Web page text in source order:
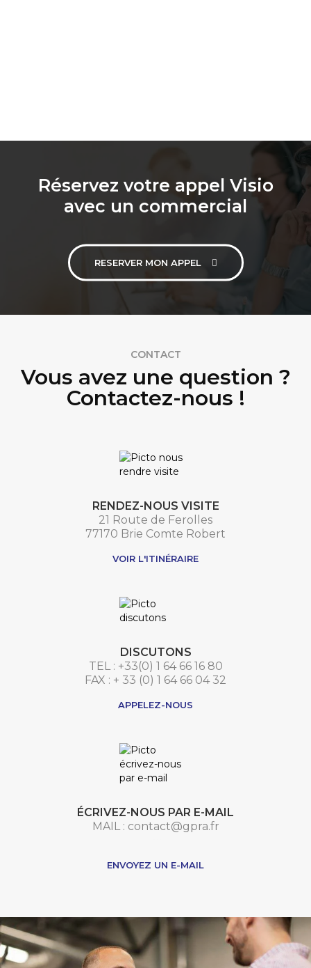
Réservez votre appel Visio
avec un commercial
RESERVER MON APPEL
CONTACT
Vous avez une question ?
Contactez-nous !
RENDEZ-NOUS VISITE
21 Route de Ferolles
77170 Brie Comte Robert
VOIR L'ITINÉRAIRE
DISCUTONS
TEL : +33(0) 1 64 66 16 80
FAX : + 33 (0) 1 64 66 04 32
APPELEZ-NOUS
ÉCRIVEZ-NOUS PAR E-MAIL
MAIL : contact@gpra.fr
ENVOYEZ UN E-MAIL